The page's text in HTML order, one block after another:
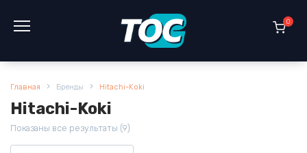
содержанию
0
Главная Бренды Hitachi-Koki
Hitachi-Koki
Показаны все результаты (9)